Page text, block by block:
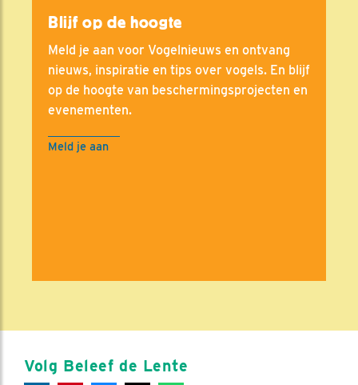
Blijf op de hoogte
Meld je aan voor Vogelnieuws en ontvang
nieuws, inspiratie en tips over vogels. En blijf
op de hoogte van beschermingsprojecten en
evenementen.
Meld je aan
Volg Beleef de Lente